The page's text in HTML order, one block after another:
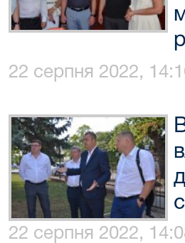
р
22 серпня 2022,
22 серпня 2022,